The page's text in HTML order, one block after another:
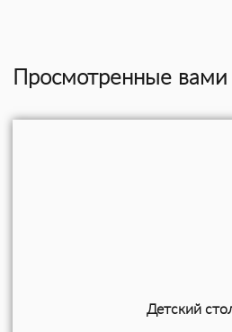
Просмотренные вами
Детский